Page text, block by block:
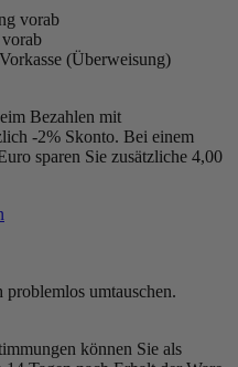
(Überweisung)
Bezahlen mit
-2% Skonto. Bei einem
sparen Sie zusätzliche 4,00
umtauschen.
können Sie als